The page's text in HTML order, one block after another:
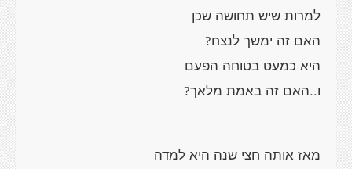
למרות שיש תחושה שכן
האם זה ימשך לנצח?
היא כמעט בטוחה הפעם
ו..האם זה באמת מלאך?
מאז אותה חצי שנה היא למדה